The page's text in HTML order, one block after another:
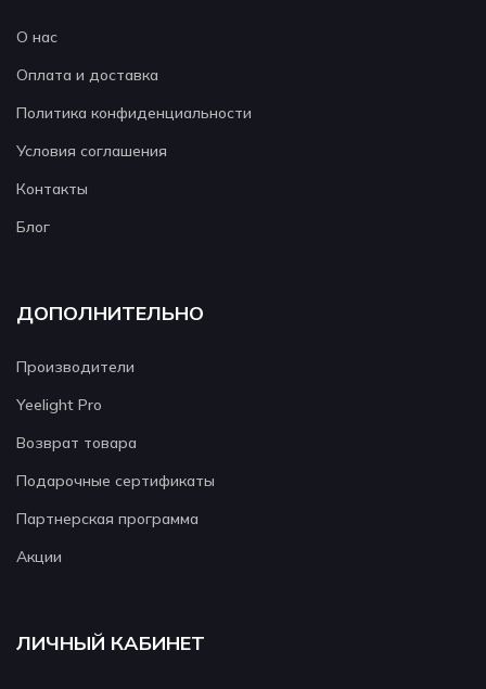
О нас
Оплата и доставка
Политика конфиденциальности
Условия соглашения
Контакты
Блог
ДОПОЛНИТЕЛЬНО
Производители
Yeelight Pro
Возврат товара
Подарочные сертификаты
Партнерская программа
Акции
ЛИЧНЫЙ КАБИНЕТ